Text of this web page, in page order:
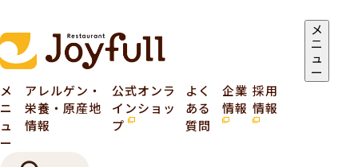
メ
ニ
ュ
ー
メ
ニ
ュ
ー
アレルゲン・
栄養・原産地
情報
公式オンラ
インショッ
プ
よく
ある
質問
企業
情報
採用
情報